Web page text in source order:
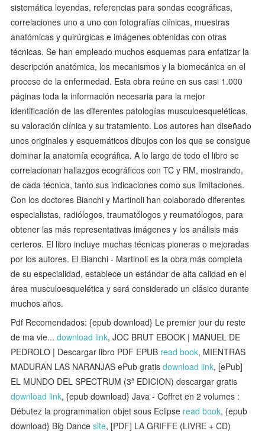
sistemática leyendas, referencias para sondas ecográficas,
correlaciones uno a uno con fotografías clínicas, muestras
anatómicas y quirúrgicas e imágenes obtenidas con otras
técnicas. Se han empleado muchos esquemas para enfatizar la
descripción anatómica, los mecanismos y la biomecánica en el
proceso de la enfermedad. Esta obra reúne en sus casi 1.000
páginas toda la información necesaria para la mejor
identificación de las diferentes patologías musculoesqueléticas,
su valoración clínica y su tratamiento. Los autores han diseñado
unos originales y esquemáticos dibujos con los que se consigue
dominar la anatomía ecográfica. A lo largo de todo el libro se
correlacionan hallazgos ecográficos con TC y RM, mostrando,
de cada técnica, tanto sus indicaciones como sus limitaciones.
Con los doctores Bianchi y Martinoli han colaborado diferentes
especialistas, radiólogos, traumatólogos y reumatólogos, para
obtener las más representativas imágenes y los análisis más
certeros. El libro incluye muchas técnicas pioneras o mejoradas
por los autores. El Bianchi - Martinoli es la obra más completa
de su especialidad, establece un estándar de alta calidad en el
área musculoesquelética y será considerado un clásico durante
muchos años.
Pdf Recomendados: {epub download} Le premier jour du reste
de ma vie...download link, JOC BRUT EBOOK | MANUEL DE
PEDROLO | Descargar libro PDF EPUB read book, MIENTRAS
MADURAN LAS NARANJAS ePub gratisdownload link, [ePub]
EL MUNDO DEL SPECTRUM (3ª EDICION) descargar gratis
download link, {epub download} Java - Coffret en 2 volumes :
Débutez la programmation objet sous Eclipse read book, {epub
download} Big Dancesite, [PDF] LA GRIFFE (LIVRE + CD)